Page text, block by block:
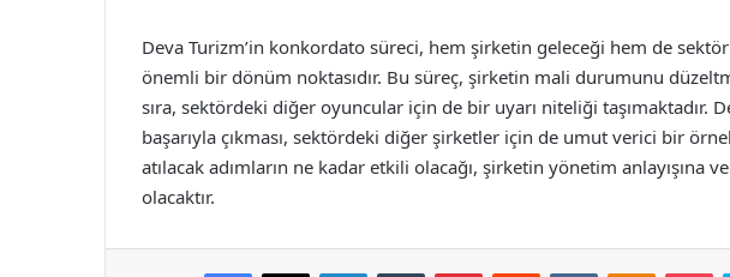
Deva Turizm’in konkordato süreci, hem şirketin geleceği hem de
önemli bir dönüm noktasıdır. Bu süreç, şirketin mali durumunu
sıra, sektördeki diğer oyuncular için de bir uyarı niteliği taşımaktadır.
başarıyla çıkması, sektördeki diğer şirketler için de umut verici bir
atılacak adımların ne kadar etkili olacağı, şirketin yönetim anlayışına
olacaktır.
Facebook
X LinkedInTumblr PinterestReddit VKontakte